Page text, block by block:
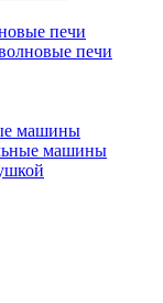
печи
печи
машины
машины